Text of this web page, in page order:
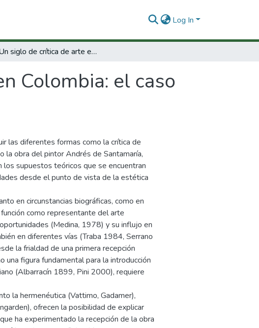
Log In
Un siglo de crítica de arte en Colombia: el caso Andrés de Santamaría.
Colombia: el caso
las diferentes formas como la crítica de
la obra del pintor Andrés de Santamaría,
los supuestos teóricos que se encuentran
desde el punto de vista de la estética
en circunstancias biográficas, como en
como representante del arte
(Medina, 1978) y su influjo en
en diferentes vías (Traba 1984, Serrano
la frialdad de una primera recepción
una figura fundamental para la introducción
(Albarracín 1899, Pini 2000), requiere
la hermenéutica (Vattimo, Gadamer),
ofrecen la posibilidad de explicar
ha experimentado la recepción de la obra